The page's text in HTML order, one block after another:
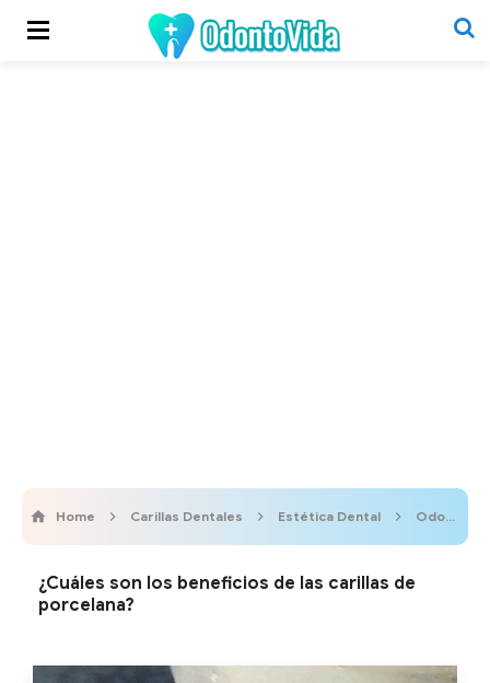
Home Carillas Dentales Estética Dental OdontoVida
¿Cuáles son los beneficios de las carillas de
porcelana?